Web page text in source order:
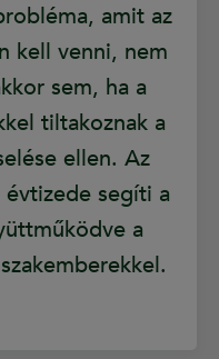
amit az
kell venni, nem
sem, ha a
tiltakoznak a
ellen. Az
segíti a
a